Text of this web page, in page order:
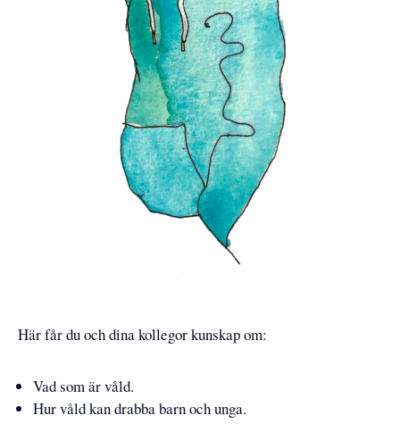
Här får du och dina kollegor kunskap om:
Vad som är våld.
Hur våld kan drabba barn och unga.